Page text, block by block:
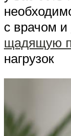
с врачом и
щадящую
нагрузок